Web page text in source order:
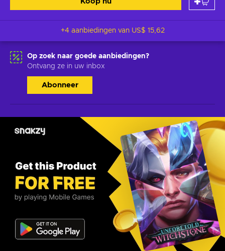
+4 aanbiedingen van US$ 15,62
Op zoek naar goede aanbiedingen?
Ontvang ze in uw inbox
Abonneer